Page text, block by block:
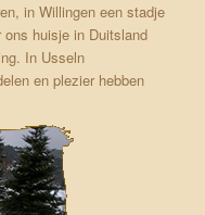
in Willingen een stadje
huisje in Duitsland
In Usseln
en plezier hebben